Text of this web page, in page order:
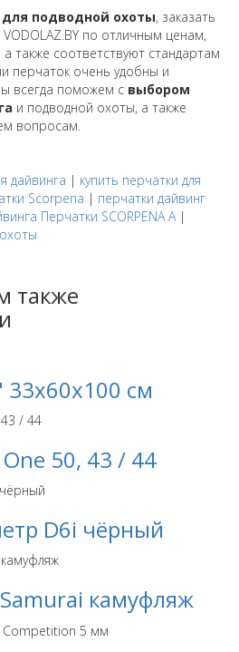
подводной охоты, заказать
по отличным ценам,
также соответствуют стандартам
перчаток очень удобны и
всегда поможем с выбором
и подводной охоты, а также
вопросам.
дайвинга | купить перчатки для
Scorpena | перчатки дайвинг
Перчатки SCORPENA A|
также
см
50, 43 / 44
D6i чёрный
Samurai камуфляж